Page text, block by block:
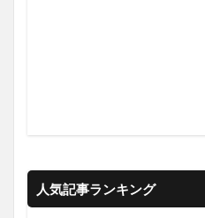
人気記事ランキング